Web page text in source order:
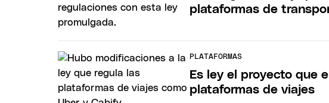
plataformas de
PLATAFORMAS
Es ley el proyecto que
plataformas de viajes